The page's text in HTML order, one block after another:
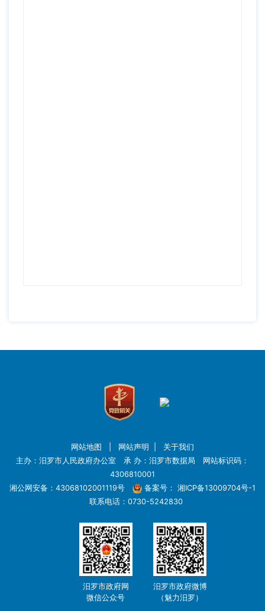
网站地图 网站声明
关于我们
主办：汨罗市人民政府办公室 承 办：汨罗市数据局 网站标识码：
4306810001
湘公网安备：43068102001119号
备案号： 湘ICP备13009704号-1
联系电话：0730-5242830
汨罗市政府网
微信公众号
汨罗市政府微博
（魅力汨罗）